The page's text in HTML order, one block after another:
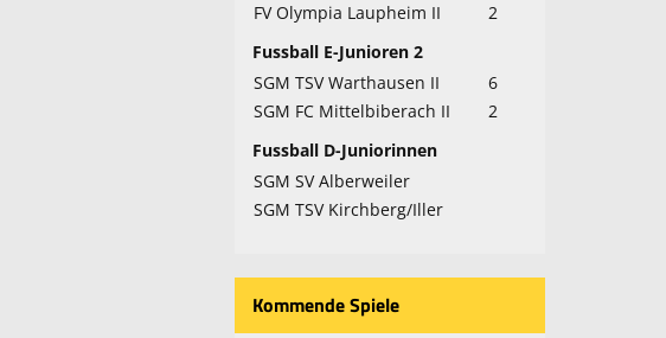
FV Olympia Laupheim II
2
Fussball E-Junioren 2
SGM TSV Warthausen II
6
SGM FC Mittelbiberach II
2
Fussball D-Juniorinnen
SGM SV Alberweiler
SGM TSV Kirchberg/Iller
Kommende Spiele